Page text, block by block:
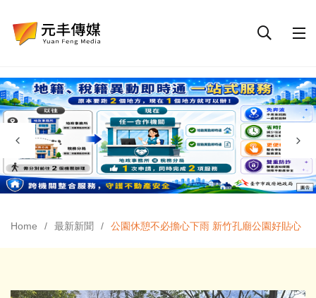
Home 最新新聞 公園休憩不必擔心下雨 新竹孔廟公園好貼心